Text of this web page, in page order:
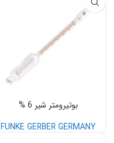
بوتیرومتر شیر 6 %
FUNKE GERBER GERMANY